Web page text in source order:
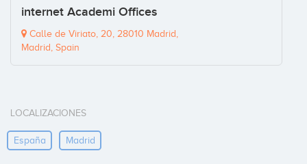
internet Academi Offices
Calle de Viriato, 20, 28010 Madrid,
Madrid, Spain
LOCALIZACIONES
España Madrid